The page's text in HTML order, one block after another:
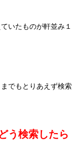
いたものが軒並み１
でもとりあえず検索
う検索したら